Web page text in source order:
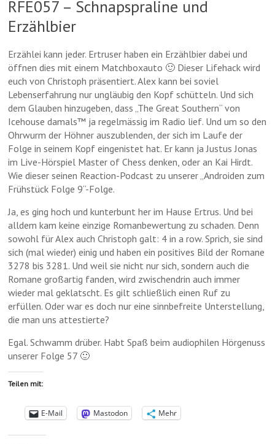
e
r
a
m
m
a
RFE057 – Schnapspraline und
Erzählbier
Erzählei kann jeder. Ertruser haben ein Erzählbier dabei und
öffnen dies mit einem Matchboxauto 🙂 Dieser Lifehack wird
euch von Christoph präsentiert. Alex kann bei soviel
Lebenserfahrung nur ungläubig den Kopf schütteln. Und sich
dem Glauben hinzugeben, dass „The Great Southern“ von
Icehouse damals™ ja regelmässig im Radio lief. Und um so den
Ohrwurm der Höhner auszublenden, der sich im Laufe der
Folge in seinem Kopf eingenistet hat. Er kann ja Justus Jonas
im Live-Hörspiel Master of Chess denken, oder an Kai Hirdt.
Wie dieser seinen Reaction-Podcast zu unserer „Androiden zum
Frühstück Folge 9“-Folge.
Ja, es ging hoch und kunterbunt her im Hause Ertrus. Und bei
alldem kam keine einzige Romanbewertung zu schaden. Denn
sowohl für Alex auch Christoph galt: 4 in a row. Sprich, sie sind
sich (mal wieder) einig und haben ein positives Bild der Romane
3278 bis 3281. Und weil sie nicht nur sich, sondern auch die
Romane großartig fanden, wird zwischendrin auch immer
wieder mal geklatscht. Es gilt schließlich einen Ruf zu
erfüllen. Oder war es doch nur eine sinnbefreite Unterstellung,
die man uns attestierte?
Egal. Schwamm drüber. Habt Spaß beim audiophilen Hörgenuss
unserer Folge 57 🙂
Teilen mit:
E-Mail Mastodon Mehr